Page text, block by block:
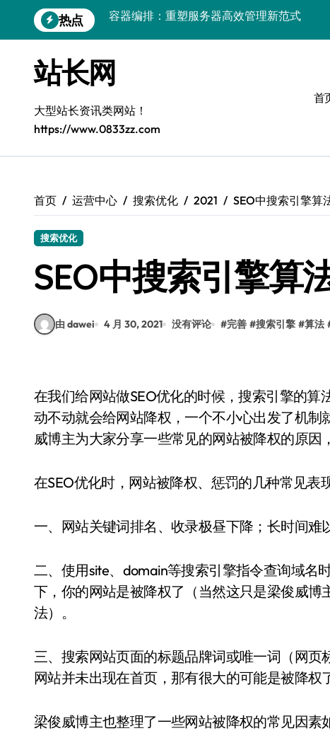
到
热点
鸿蒙生态创新：平台融合赋能创业增长
科技赋能精细化运营，释放媒体生态新价值
基于容器编排的高可用服务器分类系统构建
平台创业：技术驱动生态闭环构建
跨界融合，云智驱动站长新变革
优化核心工具链，建站效能倍增实战秘籍
站长网
大型站长资讯类网站！
https://www.0833zz.com
首
首页 运营中心 搜索优化 2021 SEO中搜索引擎算
搜索优化
SEO中搜索引擎算
由 dawei 4 月 30, 2021 没有评论 #完善 #搜索引擎 #算法
在我们给网站做SEO优化的时候，搜索引擎的算
动不动就会给网站降权，一个不小心出发了机
威博主为大家分享一些常见的网站被降权的原因
在SEO优化时，网站被降权、惩罚的几种常见表
一、网站关键词排名、收录极昼下降；长时间难
二、使用site、domain等搜索引擎指令查询域名
下，你的网站是被降权了（当然这只是梁俊威
法）。
三、搜索网站页面的标题品牌词或唯一词（网
网站并未出现在首页，那有很大的可能是被降权
梁俊威博主也整理了一些网站被降权的常见因素